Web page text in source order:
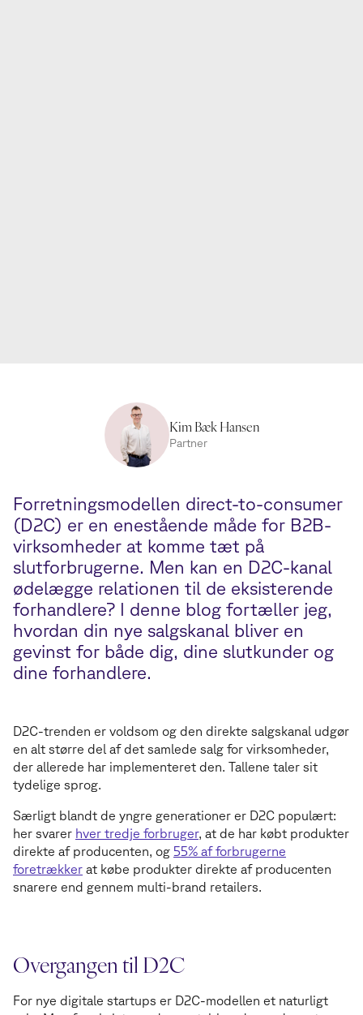
Kim Bæk Hansen
Partner
Forretningsmodellen direct-to-consumer
(D2C) er en enestående måde for B2B-
virksomheder at komme tæt på
slutforbrugerne. Men kan en D2C-kanal
ødelægge relationen til de eksisterende
forhandlere? I denne blog fortæller jeg,
hvordan din nye salgskanal bliver en
gevinst for både dig, dine slutkunder og
dine forhandlere.
D2C-trenden er voldsom og den direkte salgskanal udgør
en alt større del af det samlede salg for virksomheder,
der allerede har implementeret den. Tallene taler sit
tydelige sprog.
Særligt blandt de yngre generationer er D2C populært:
her svarer hver tredje forbruger, at de har købt produkter
direkte af producenten, og 55% af forbrugerne
foretrækker at købe produkter direkte af producenten
snarere end gennem multi-brand retailers.
Overgangen til D2C
For nye digitale startups er D2C-modellen et naturligt